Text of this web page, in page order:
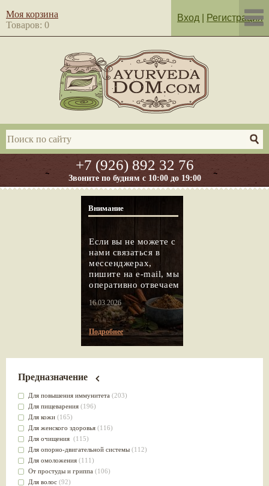
+7 (926) 892 32 76
Звоните по будням с 10:00 до 19:00
Моя корзина
Товаров: 0
Вход Регистрация
Внимание
Если вы не можете с
нами связаться в
мессенджерах,
пишите на e-mail, мы
оперативно отвечаем
16.03.2026
Подробнее
Предназначение
Для повышения иммунитета (203)
Для пищеварения (196)
Для кожи (165)
Для женского здоровья (116)
Для очищения (115)
Для опорно-двигательной системы (112)
Для омоложения (111)
От простуды и гриппа (106)
Для волос (92)